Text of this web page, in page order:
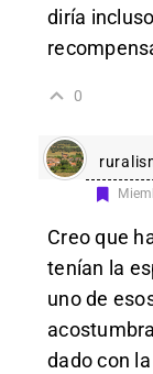
diría
0
Creo que
tenían la
uno de
dado con